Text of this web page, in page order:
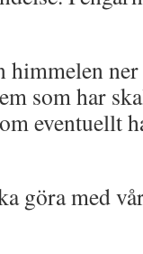
himmelen
som har
eventuellt
göra med